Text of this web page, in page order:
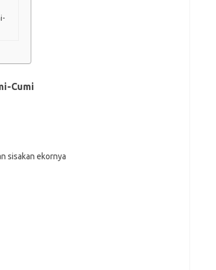
Cumi
sisakan ekornya